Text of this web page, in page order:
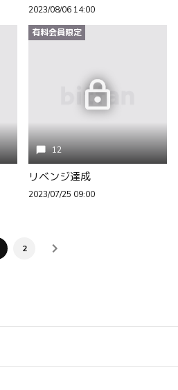
2023/08/06 14:00
有料会員限定
12
リベンジ達成
2023/07/25 09:00
2